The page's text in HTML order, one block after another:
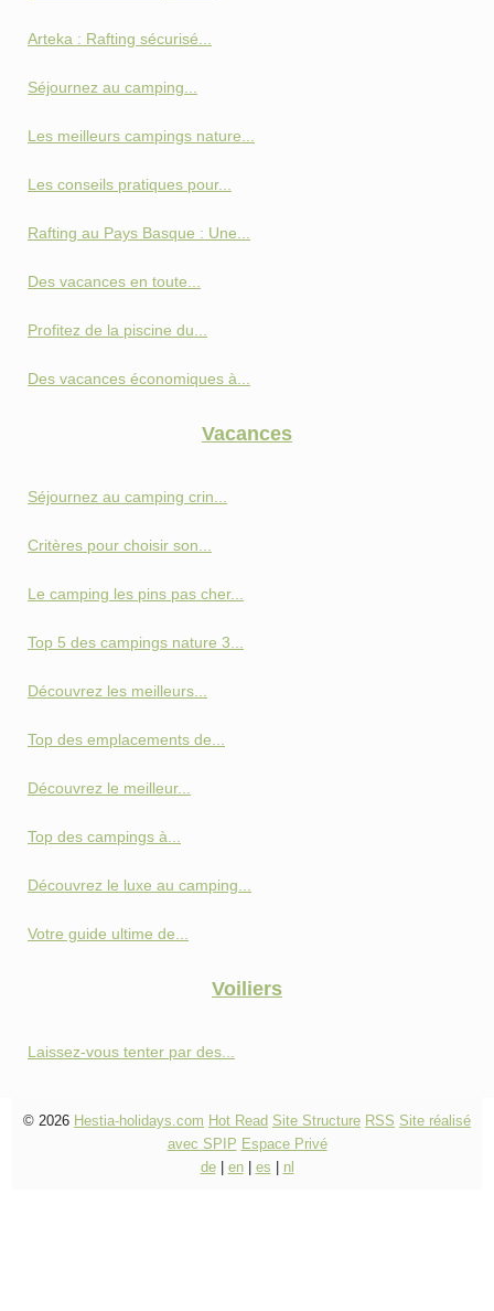
Arteka : Rafting sécurisé...
Séjournez au camping...
Les meilleurs campings nature...
Les conseils pratiques pour...
Rafting au Pays Basque : Une...
Des vacances en toute...
Profitez de la piscine du...
Des vacances économiques à...
Vacances
Séjournez au camping crin...
Critères pour choisir son...
Le camping les pins pas cher...
Top 5 des campings nature 3...
Découvrez les meilleurs...
Top des emplacements de...
Découvrez le meilleur...
Top des campings à...
Découvrez le luxe au camping...
Votre guide ultime de...
Voiliers
Laissez-vous tenter par des...
© 2026 Hestia-holidays.com Hot Read Site Structure RSS Site réalisé
avec SPIP Espace Privé
de| en| es nl